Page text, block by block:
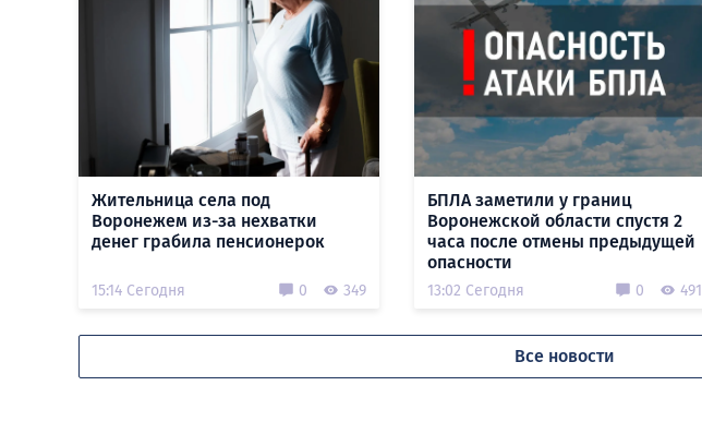
Жительница села под
Воронежем из-за нехватки
денег грабила пенсионерок
15:14 Сегодня 0 349
БПЛА заметили у границ
Воронежской области спустя 2
часа после отмены предыдущей
опасности
13:02 Сегодня 0 491
Все новости